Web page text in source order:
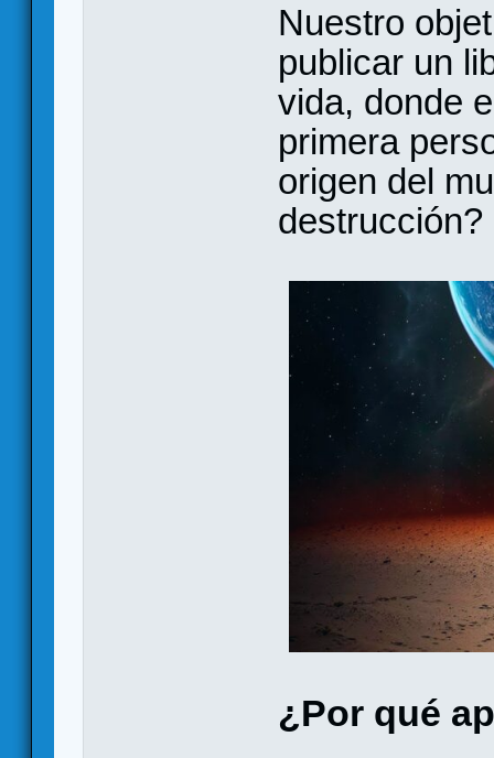
Nuestro
publicar un
vida, donde
primera
origen del
destrucción?
¿Por qué